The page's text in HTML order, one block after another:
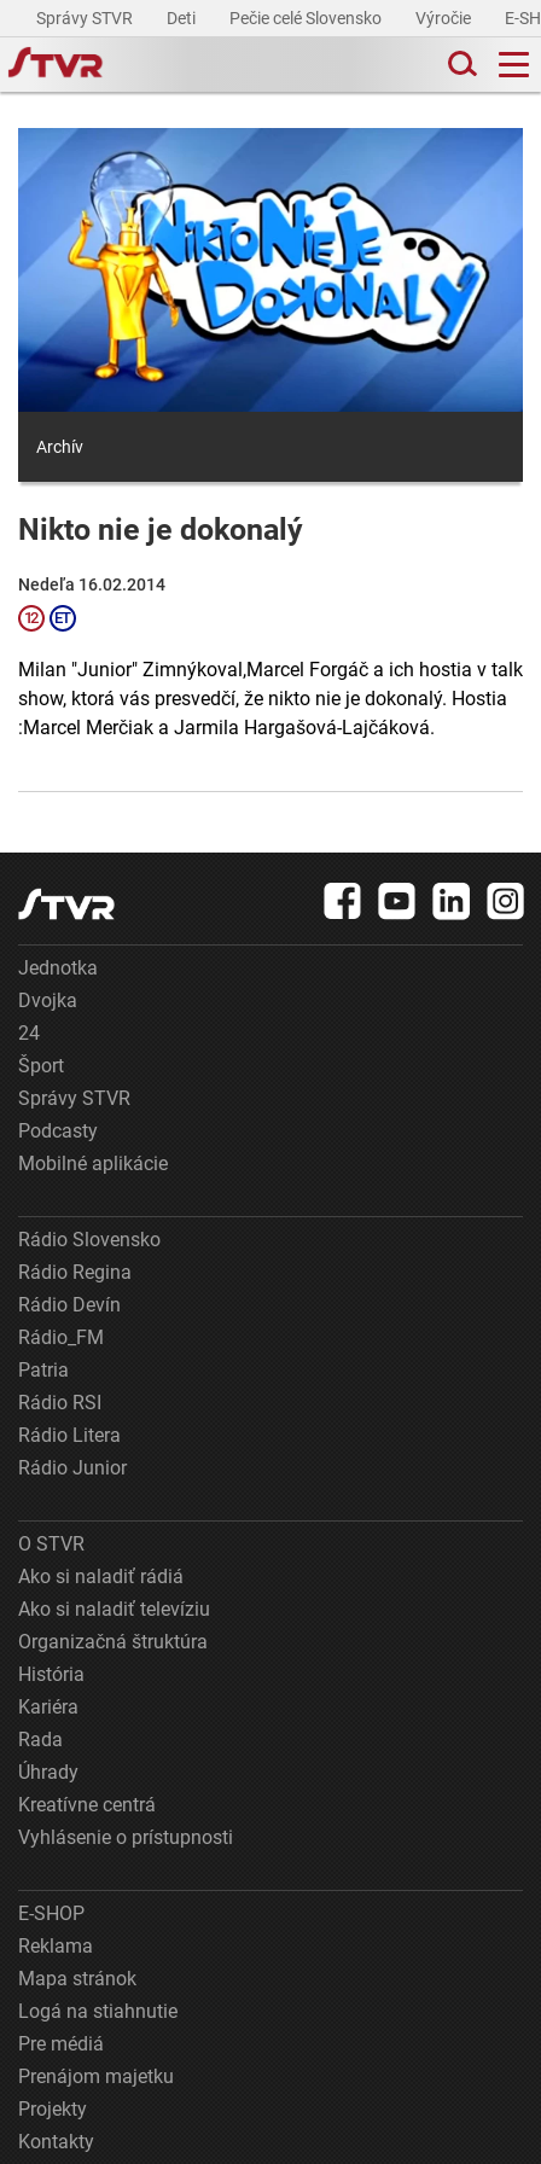
Správy STVR Deti Pečie celé Slovensko Výročie E-
Archív
Nikto nie je dokonalý
Nedeľa 16.02.2014
Milan "Junior" Zimnýkoval,Marcel Forgáč a ich hostia v talk
show, ktorá vás presvedčí, že nikto nie je dokonalý. Hostia
:Marcel Merčiak a Jarmila Hargašová-Lajčáková.
Jednotka
Dvojka
24
Šport
Správy STVR
Podcasty
Mobilné aplikácie
Rádio Slovensko
Rádio Regina
Rádio Devín
Rádio_FM
Patria
Rádio RSI
Rádio Litera
Rádio Junior
O STVR
Ako si naladiť rádiá
Ako si naladiť televíziu
Organizačná štruktúra
História
Kariéra
Rada
Úhrady
Kreatívne centrá
Vyhlásenie o prístupnosti
E-SHOP
Reklama
Mapa stránok
Logá na stiahnutie
Pre médiá
Prenájom majetku
Projekty
Kontakty